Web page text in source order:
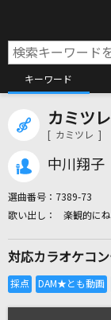
キーワード
カミツレ
[ カミツレ ]
中川翔子
選曲番号： 7389-73
楽観的に
対応カラオケコ